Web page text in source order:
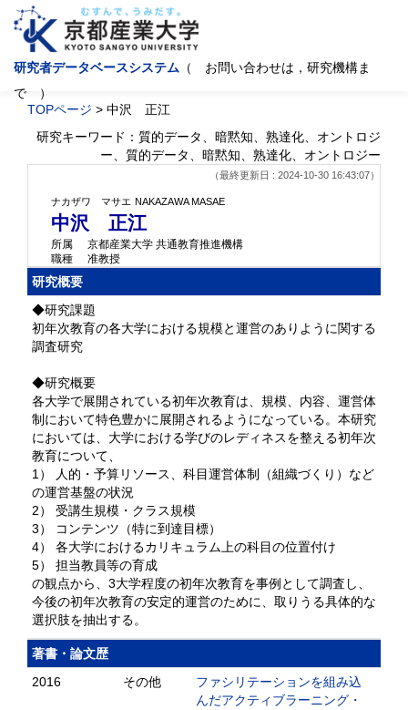
研究者データベースシステム （ お問い合わせは，研究機構ま
で ）
TOPページ > 中沢 正江
研究キーワード：質的データ、暗黙知、熟達化、オントロジ
ー、質的データ、暗黙知、熟達化、オントロジー
（最終更新日 : 2024-10-30 16:43:07）
ナカザワ マサエ NAKAZAWA MASAE
中沢 正江
所属
京都産業大学 共通教育推進機構
職種
准教授
研究概要
◆研究課題
初年次教育の各大学における規模と運営のありように関する
調査研究
◆研究概要
各大学で展開されている初年次教育は、規模、内容、運営体
制において特色豊かに展開されるようになっている。本研究
においては、大学における学びのレディネスを整える初年次
教育について、
1） 人的・予算リソース、科目運営体制（組織づくり）など
の運営基盤の状況
2） 受講生規模・クラス規模
3） コンテンツ（特に到達目標）
4） 各大学におけるカリキュラム上の科目の位置付け
5） 担当教員等の育成
の観点から、3大学程度の初年次教育を事例として調査し、
今後の初年次教育の安定的運営のために、取りうる具体的な
選択肢を抽出する。
著書・論文歴
2016
その他
ファシリテーションを組み込
んだアクティブラーニング・